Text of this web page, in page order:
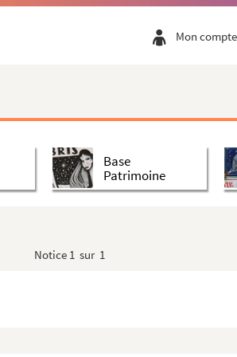
Mon
Base
Patrimoine
Notice 1 sur 1